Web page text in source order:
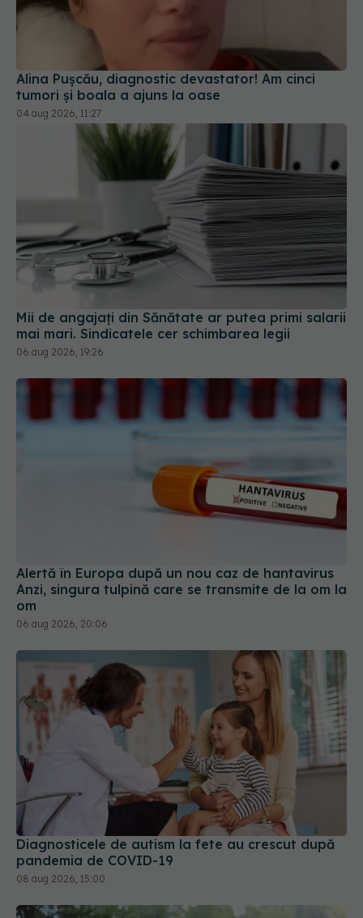
Alina Pușcău, diagnostic devastator! Am cinci
tumori și boala a ajuns la oase
04 aug 2026, 11:27
Mii de angajați din Sănătate ar putea primi salarii
mai mari. Sindicatele cer schimbarea legii
06 aug 2026, 19:26
Alertă în Europa după un nou caz de hantavirus
Anzi, singura tulpină care se transmite de la om la
om
06 aug 2026, 20:06
Diagnosticele de autism la fete au crescut după
pandemia de COVID-19
08 aug 2026, 15:00